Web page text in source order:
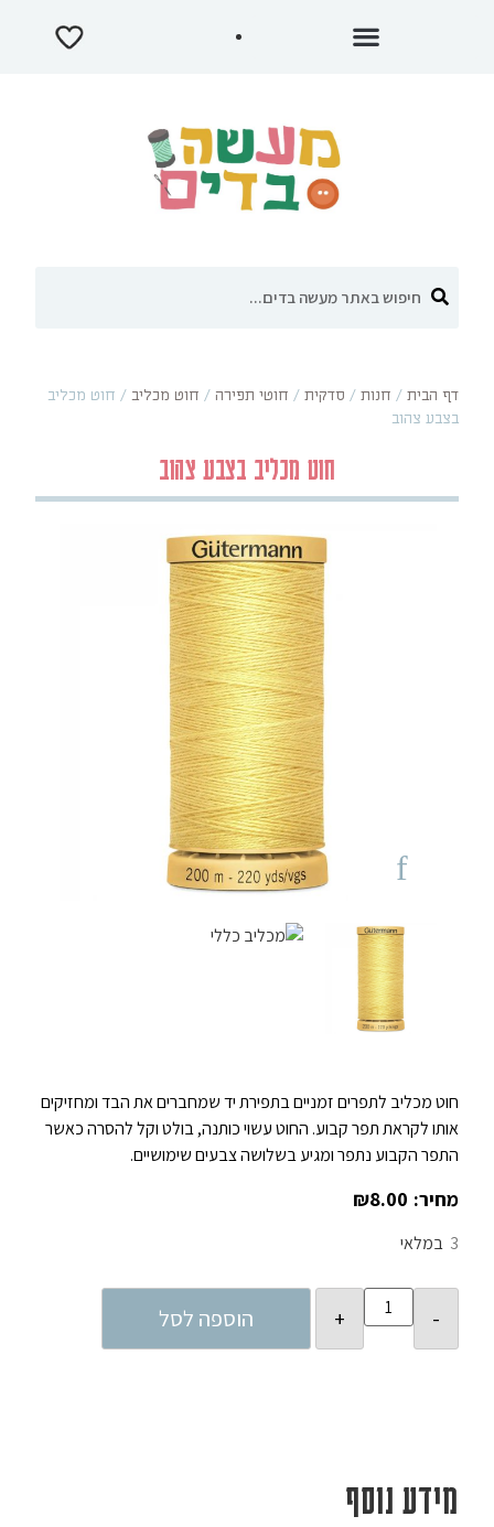
דף הבית / חנות / סדקית / חוטי תפירה / חוט מכליב / חוט מכליב
בצבע צהוב
חוט מכליב בצבע צהוב
חוט מכליב לתפרים זמניים בתפירת יד שמחברים את הבד ומחזיקים
אותו לקראת תפר קבוע. החוט עשוי כותנה, בולט וקל להסרה כאשר
התפר הקבוע נתפר ומגיע בשלושה צבעים שימושיים.
₪8.00
3 במלאי
הוספה לסל
מידע נוסף